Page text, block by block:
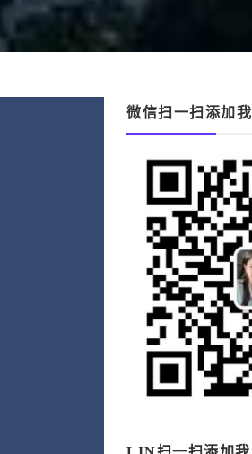
微信扫一扫添加我